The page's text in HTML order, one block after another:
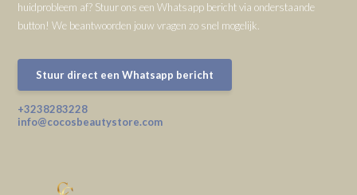
huidprobleem af? Stuur ons een Whatsapp bericht via onderstaande
button! We beantwoorden jouw vragen zo snel mogelijk.
Stuur direct een Whatsapp bericht
+3238283228
info@cocosbeautystore.com